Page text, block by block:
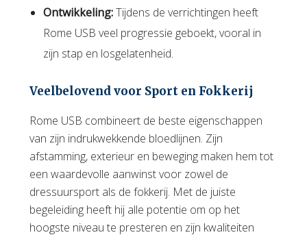
Ontwikkeling:Tijdens de verrichtingen heeft
Rome USB veel progressie geboekt, vooral in
zijn stap en losgelatenheid.
Veelbelovend voor Sport en Fokkerij
Rome USB combineert de beste eigenschappen
van zijn indrukwekkende bloedlijnen. Zijn
afstamming, exterieur en beweging maken hem tot
een waardevolle aanwinst voor zowel de
dressuursport als de fokkerij. Met de juiste
begeleiding heeft hij alle potentie om op het
hoogste niveau te presteren en zijn kwaliteiten